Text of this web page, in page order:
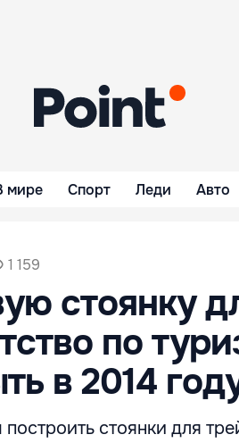
мире Спорт Леди Авто
1 159
стоянку
по
в 2014
стоянки для